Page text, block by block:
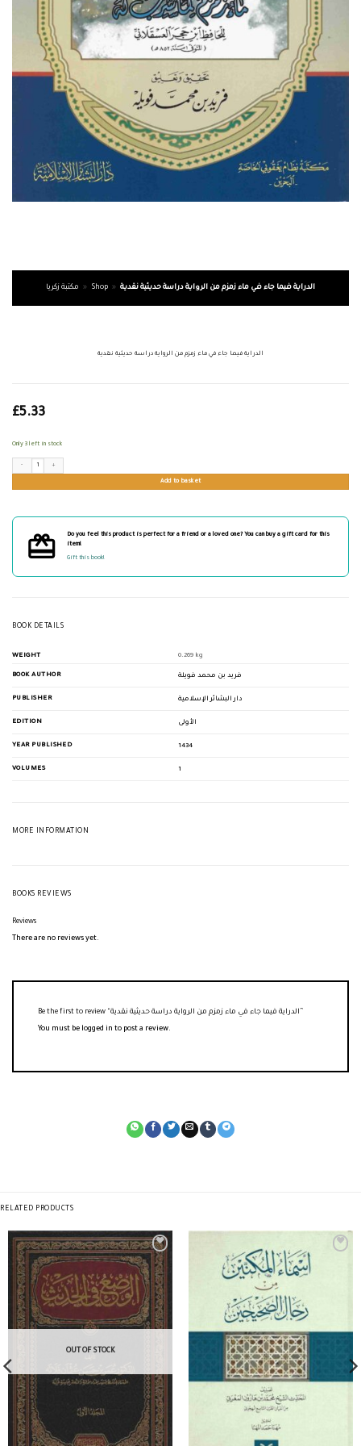
مكتبة زكريا » Shop » الدراية فيما جاء في ماء زمزم من الرواية دراسة حديثية نقدية
الدراية فيما جاء في ماء زمزم من الرواية دراسة حديثية نقدية
£5.33
Only 3 left in stock
Add to basket
Do you feel this product is perfect for a friend or a loved one? You can buy a gift card for this
item!
Gift this book!
BOOK DETAILS
WEIGHT 0.269 kg
BOOK AUTHOR فريد بن محمد فويلة
PUBLISHER دار البشائر الإسلامية
EDITION الأولى
YEAR PUBLISHED 1434
VOLUMES 1
MORE INFORMATION
BOOKS REVIEWS
Reviews
There are no reviews yet.
You must be logged in to post a review.
RELATED PRODUCTS
OUT OF STOCK